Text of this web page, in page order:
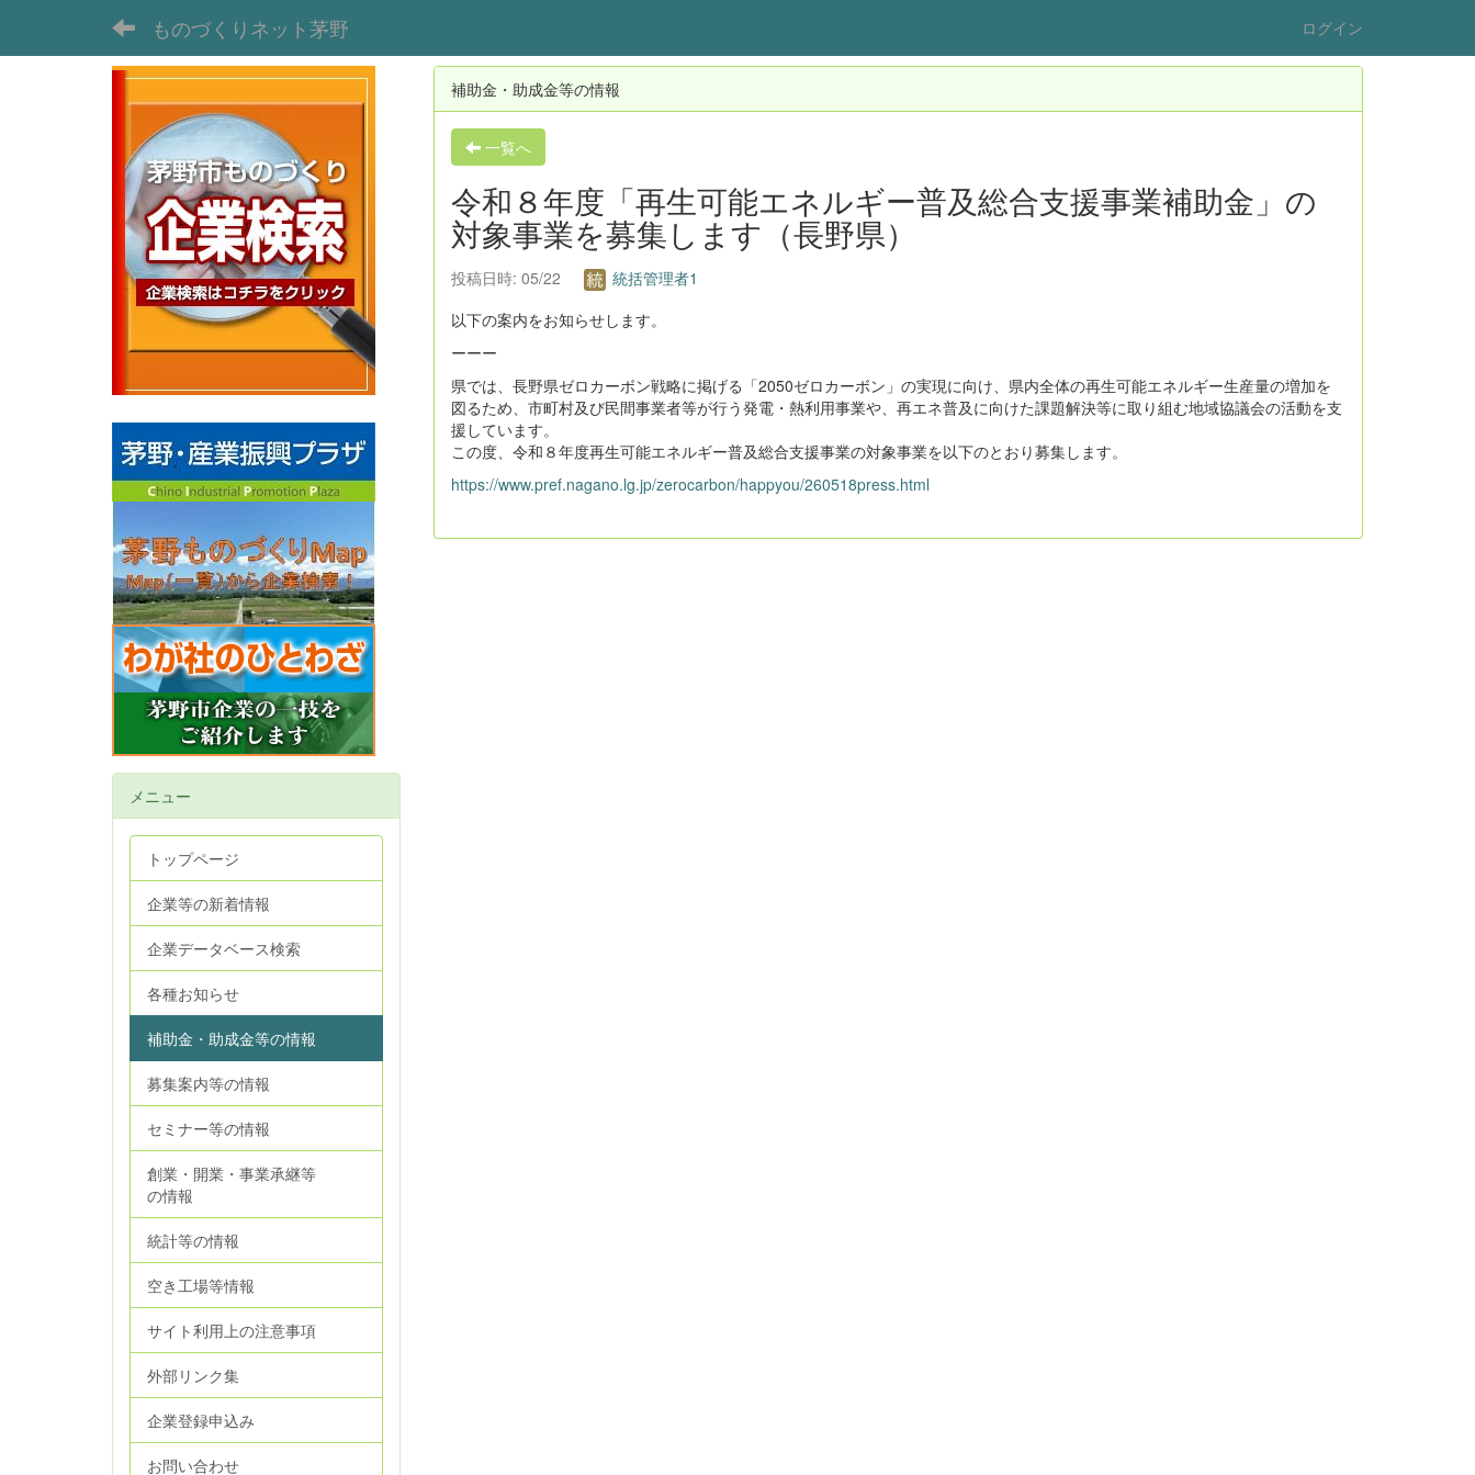
ものづくりネット茅野 ログイン
補助金・助成金等の情報
一覧へ
令和８年度「再生可能エネルギー普及総合支援事業補助金」の
対象事業を募集します（長野県）
投稿日時: 05/22
統括管理者1
以下の案内をお知らせします。
ーーー
県では、長野県ゼロカーボン戦略に掲げる「2050ゼロカーボン」の実現に向け、県内全体の再生可能エネルギー生産量の増加を
図るため、市町村及び民間事業者等が行う発電・熱利用事業や、再エネ普及に向けた課題解決等に取り組む地域協議会の活動を支
援しています。
この度、令和８年度再生可能エネルギー普及総合支援事業の対象事業を以下のとおり募集します。
https://www.pref.nagano.lg.jp/zerocarbon/happyou/260518press.html
メニュー
トップページ
企業等の新着情報
企業データベース検索
各種お知らせ
補助金・助成金等の情報
募集案内等の情報
セミナー等の情報
創業・開業・事業承継等
の情報
統計等の情報
空き工場等情報
サイト利用上の注意事項
外部リンク集
企業登録申込み
お問い合わせ